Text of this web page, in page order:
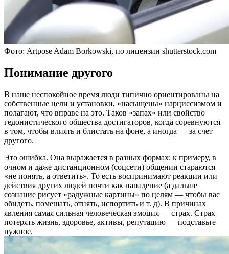
Фото: Artpose Adam Borkowski, по лицензии shutterstock.com
Понимание другого
В наше неспокойное время люди типично ориентированы на
собственные цели и установки, «насыщены» нарциссизмом и
полагают, что вправе на это. Таков «запах» или свойство
гедонистического общества достигаторов, когда соревнуются
в том, чтобы влиять и блистать на фоне, а иногда — за счет
другого.
Это ошибка. Она выражается в разных формах: к примеру, в
очном и даже дистанционном (соцсети) общении стараются
«не понять, а ответить». То есть воспринимают реакции или
действия других людей почти как нападение (а дальше
сознание рисует «радужные картины» по целям — чтобы вас
обидеть, помешать, отнять, испортить и т. д). В причинах
явления самая сильная человеческая эмоция — страх. Страх
потерять жизнь, здоровье, активы, репутацию — подставьте
нужное.